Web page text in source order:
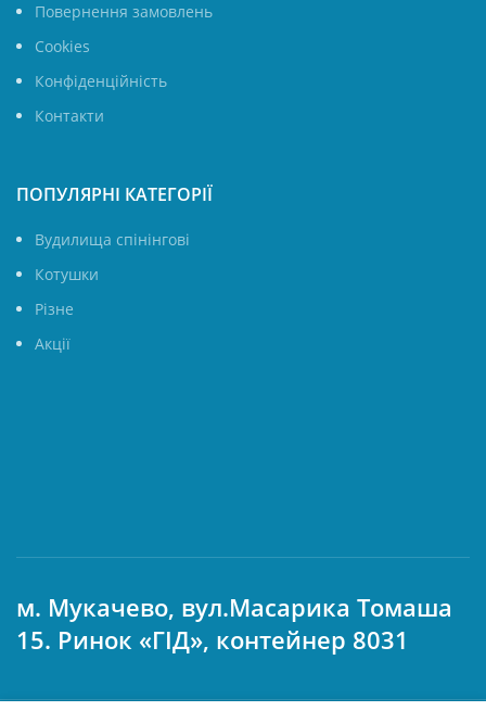
Повернення замовлень
Cookies
Конфіденційність
Контакти
ПОПУЛЯРНІ КАТЕГОРІЇ
Вудилища спінінгові
Котушки
Різне
Акції
м. Мукачево, вул.Масарика Томаша
15. Ринок «ГІД», контейнер 8031